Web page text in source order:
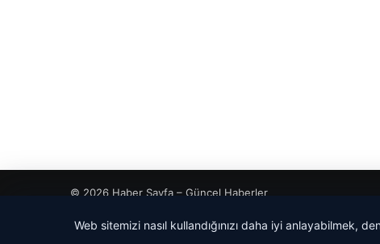
© 2026 Haber Sayfa – Güncel Haberler
Web sitemizi nasıl kullandığınızı daha iyi anlayabilmek,